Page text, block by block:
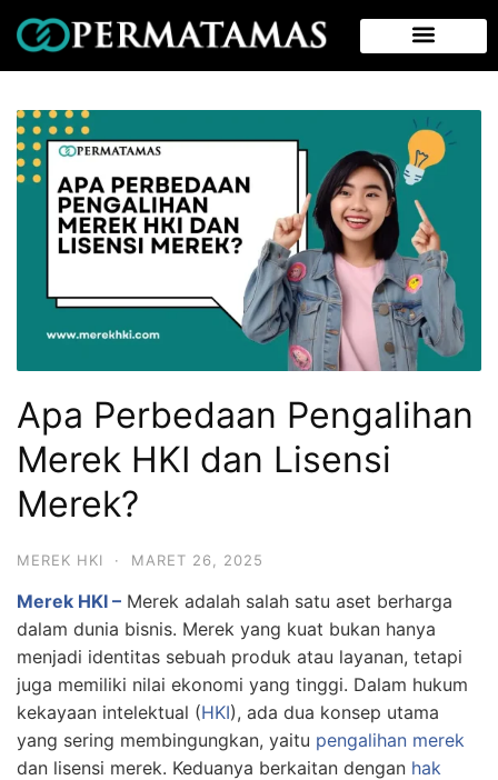
Apa Perbedaan Pengalihan
Merek HKI dan Lisensi
Merek?
MEREK HKI · MARET 26, 2025
Merek HKI – Merek adalah salah satu aset berharga
dalam dunia bisnis. Merek yang kuat bukan hanya
menjadi identitas sebuah produk atau layanan, tetapi
juga memiliki nilai ekonomi yang tinggi. Dalam hukum
kekayaan intelektual (HKI), ada dua konsep utama
yang sering membingungkan, yaitu pengalihan merek
dan lisensi merek. Keduanya berkaitan dengan hak